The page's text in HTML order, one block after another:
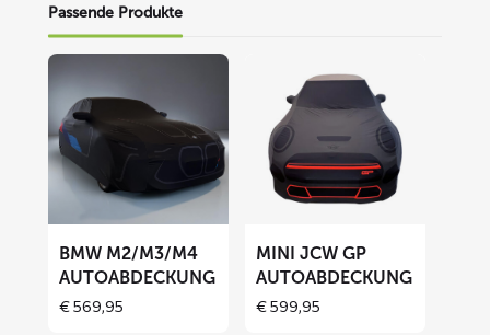
Passende Produkte
Mehr
über
BMW
M2/M3/M4
Autoabdeckung
BMW M2/M3/M4
AUTOABDECKUNG
€569,95
MINI
JCW
MINI JCW GP
AUTOABDECKUNG
€599,95